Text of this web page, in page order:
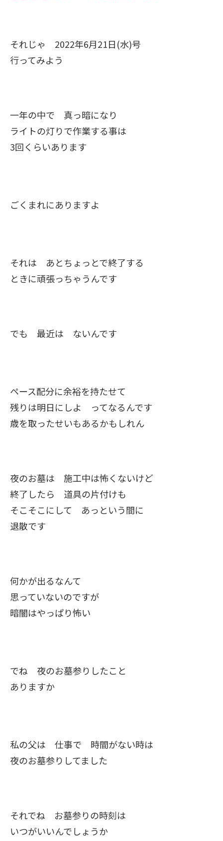
それじゃ 2022年6月21日(水)号
行ってみよう
一年の中で 真っ暗になり
ライトの灯りで作業する事は
3回くらいあります
ごくまれにありますよ
それは あとちょっとで終了する
ときに頑張っちゃうんです
でも 最近は ないんです
ペース配分に余裕を持たせて
残りは明日にしよ ってなるんです
歳を取ったせいもあるかもしれん
夜のお墓は 施工中は怖くないけど
終了したら 道具の片付けも
そこそこにして あっという間に
退散です
何かが出るなんて
思っていないのですが
暗闇はやっぱり怖い
でね 夜のお墓参りしたこと
ありますか
私の父は 仕事で 時間がない時は
夜のお墓参りしてました
それでね お墓参りの時刻は
いつがいいんでしょうか